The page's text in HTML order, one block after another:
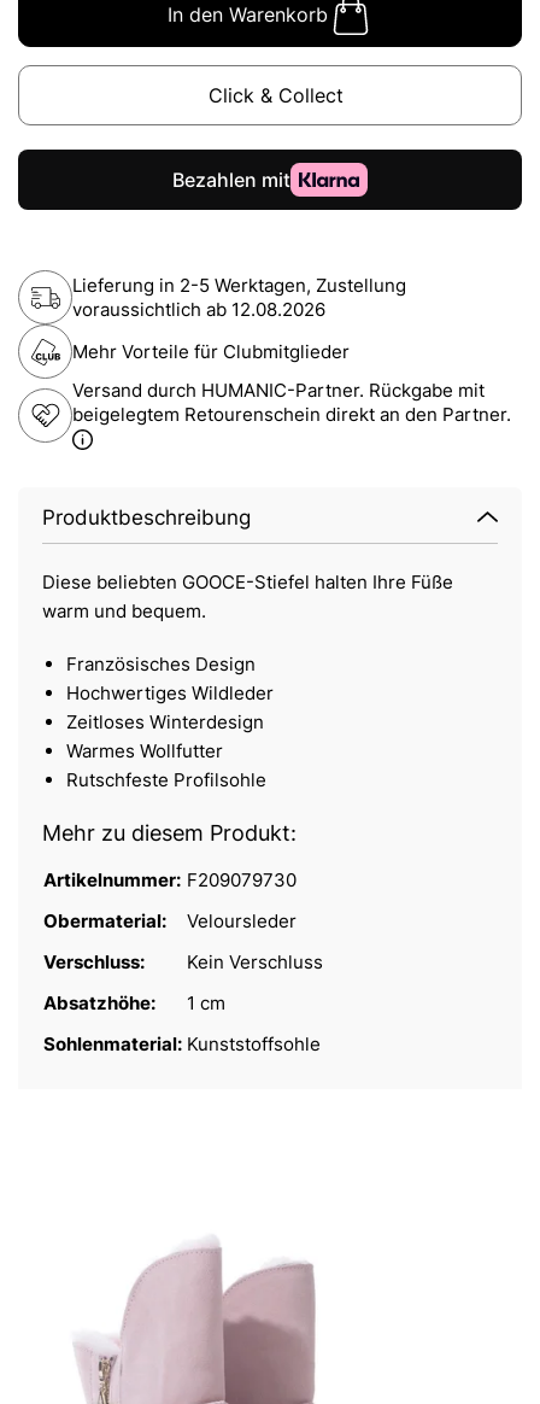
In den Warenkorb
Click & Collect
Lieferung in 2-5 Werktagen, Zustellung
voraussichtlich ab 12.08.2026
Mehr Vorteile für Clubmitglieder
Versand durch HUMANIC-Partner. Rückgabe mit
beigelegtem Retourenschein direkt an den Partner.
Produktbeschreibung
Diese beliebten GOOCE-Stiefel halten Ihre Füße
warm und bequem.
Französisches Design
Hochwertiges Wildleder
Zeitloses Winterdesign
Warmes Wollfutter
Rutschfeste Profilsohle
Mehr zu diesem Produkt:
Artikelnummer: F209079730
Obermaterial:
Veloursleder
Verschluss:
Kein Verschluss
Absatzhöhe:
1 cm
Sohlenmaterial: Kunststoffsohle